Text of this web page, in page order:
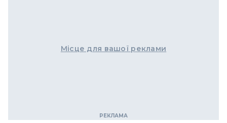
Місце для вашої реклами